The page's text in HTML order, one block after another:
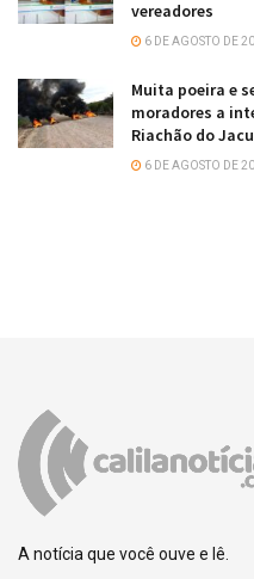
vereadores
6 DE AGOSTO DE
Muita poeira e
moradores a
Riachão do
6 DE AGOSTO DE
A notícia que você ouve e lê.